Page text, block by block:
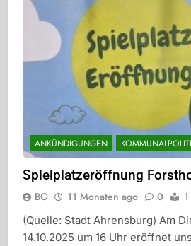
ANKÜNDIGUNGEN
Spielplatzeröffnung
BG 11 Monaten ago 0
(Quelle: Stadt Ahrensburg) Am
14.10.2025 um 16 Uhr eröffnet